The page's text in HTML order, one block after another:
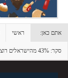
אתם כאן: ראשי
סקר: 43% מהישראלים רוצים את יאיר לפיד בפוליטיקה